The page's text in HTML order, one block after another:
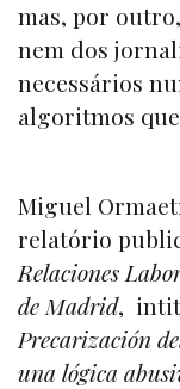
mas, por
nem dos
necessários
algoritmos
Miguel
relatório
Relaciones
de Madrid,
Precarización
una lógica